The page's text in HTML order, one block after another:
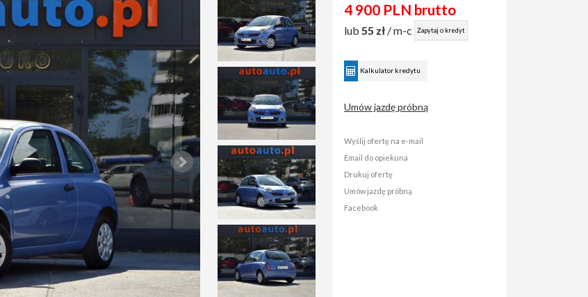
4 900 PLN brutto
lub 55 zł / m-c Zapytaj o kredyt
Kalkulator kredytu
Umów jazdę próbną
Wyślij ofertę na e-mail
Email do opiekuna
Drukuj ofertę
Umów jazdę próbną
Facebook